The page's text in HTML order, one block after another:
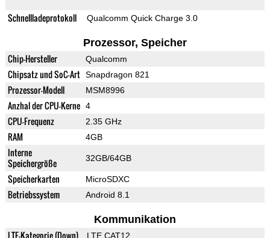
Schnellladeprotokoll Qualcomm Quick Charge 3.0
Prozessor, Speicher
Chip-Hersteller Qualcomm
Chipsatz und SoC-Art Snapdragon 821
Prozessor-Modell MSM8996
Anzhal der CPU-Kerne 4
CPU-Frequenz 2.35 GHz
RAM 4GB
Interne
Speichergröße
32GB/64GB
Speicherkarten MicroSDXC
Betriebssystem Android 8.1
Kommunikation
LTE-Kategorie (Down) LTE CAT12